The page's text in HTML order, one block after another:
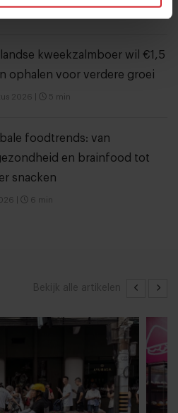
kweekzalmboer wil €1,5
ophalen voor verdere groei
2026 5 min
foodtrends: van
en brainfood tot
snacken
6 min
Bekijk alle artikelen